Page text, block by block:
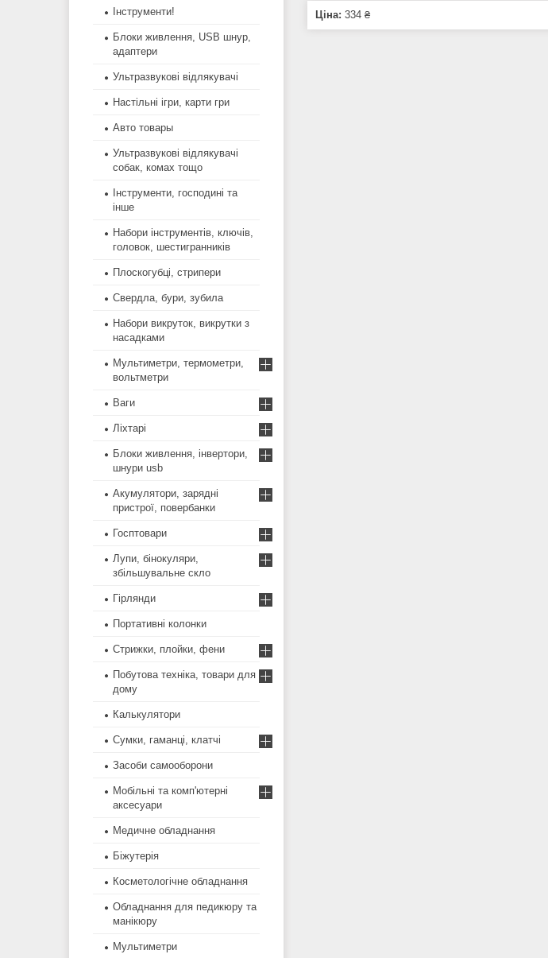
Ціна: 334 ₴
Інструменти!
Блоки живлення, USB шнур,
адаптери
Ультразвукові відлякувачі
Настільні ігри, карти гри
Авто товары
Ультразвукові відлякувачі
собак, комах тощо
Інструменти, господині та
інше
Набори інструментів, ключів,
головок, шестигранників
Плоскогубці, стрипери
Свердла, бури, зубила
Набори викруток, викрутки з
насадками
Мультиметри, термометри,
вольтметри
Ваги
Ліхтарі
Блоки живлення, інвертори,
шнури usb
Акумулятори, зарядні
пристрої, повербанки
Госптовари
Лупи, бінокуляри,
збільшувальне скло
Гірлянди
Портативні колонки
Стрижки, плойки, фени
Побутова техніка, товари для
дому
Калькулятори
Сумки, гаманці, клатчі
Засоби самооборони
Мобільні та комп'ютерні
аксесуари
Медичне обладнання
Біжутерія
Косметологічне обладнання
Обладнання для педикюру та
манікюру
Мультиметри